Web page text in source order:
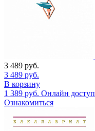
3 489 руб.
3 489 руб.
В корзину
1 389 руб. Онлайн доступ
Ознакомиться